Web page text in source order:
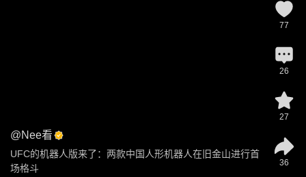
@Nee看
UFC的机器人版来了：两款中国人形机器人在旧金山进行首
场格斗
77
26
27
36